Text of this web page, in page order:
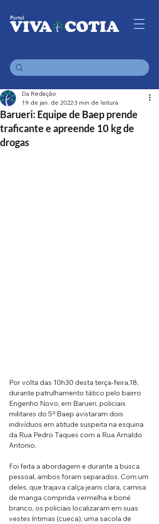
Barueri: Equipe de Baep prende
traficante e apreende 10 kg de
drogas
Da Redação
19 de jan. de 20223 min de leitura
Por volta das 10h30 desta terça-feira,18,
durante patrulhamento tático pelo bairro
Engenho Novo, em Barueri, policiais
militares do 5º Baep avistaram dois
indivíduos em atitude suspeita na esquina
da Rua Pedro Taques com a Rua Arnaldo
Antonio.
Foi feita a abordagem e durante a busca
pessoal, ambos foram separados. Com um
deles, que trajava calça jeans clara, camisa
de manga comprida vermelha e boné
branco, os policiais localizaram em suas
vestes íntimas (cueca), uma sacola de